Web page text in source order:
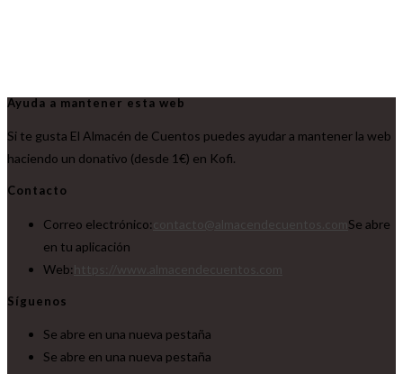
Ayuda a mantener esta web
Si te gusta El Almacén de Cuentos puedes ayudar a mantener la web
haciendo un donativo (desde 1€) en Kofi.
Contacto
Correo electrónico:
Se abre
en tu aplicación
Web:
Síguenos
Se abre en una nueva pestaña
Se abre en una nueva pestaña